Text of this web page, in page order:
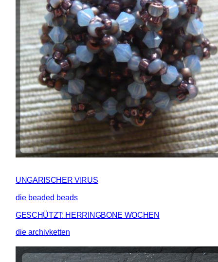
UNGARISCHER VIRUS
die beaded beads
GESCHÜTZT: HERRINGBONE WOCHEN
die archivketten